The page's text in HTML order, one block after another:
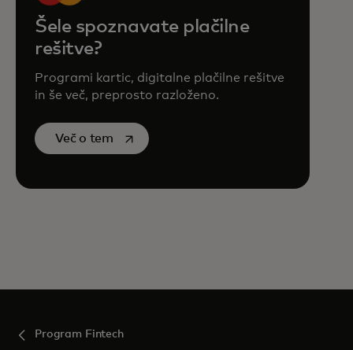
Šele spoznavate plačilne
rešitve?
Programi kartic, digitalne plačilne rešitve
in še več, preprosto razloženo.
Več o temopens in a new tab
Program Fintech